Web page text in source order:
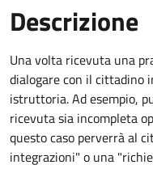
Descrizione
Una volta ricevuta una
dialogare con il cittadino
istruttoria. Ad esempio,
ricevuta sia incompleta
questo caso perverrà al
integrazioni" o una